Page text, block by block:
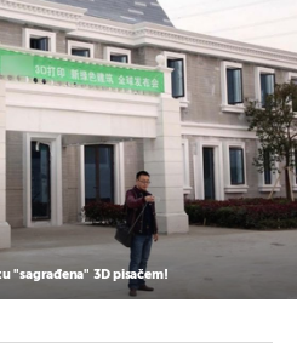
"sagrađena" 3D pisačem!